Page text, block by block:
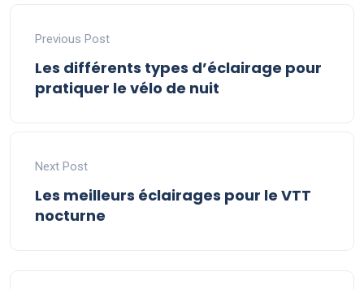
Previous Post
Les différents types d’éclairage pour
pratiquer le vélo de nuit
Next Post
Les meilleurs éclairages pour le VTT
nocturne